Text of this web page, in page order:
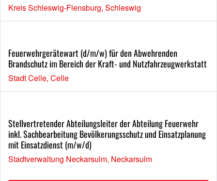
Kreis Schleswig-Flensburg, Schleswig
Feuerwehrgerätewart (d/m/w) für den Abwehrenden
Brandschutz im Bereich der Kraft- und Nutzfahrzeugwerkstatt
Stadt Celle, Celle
Stellvertretender Abteilungsleiter der Abteilung Feuerwehr
inkl. Sachbearbeitung Bevölkerungsschutz und Einsatzplanung
mit Einsatzdienst (m/w/d)
Stadtverwaltung Neckarsulm, Neckarsulm